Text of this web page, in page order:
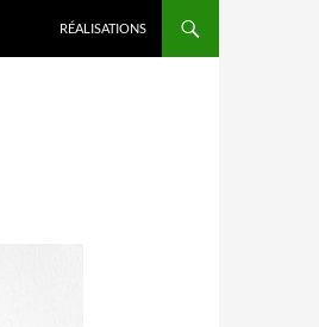
RÉALISATIONS